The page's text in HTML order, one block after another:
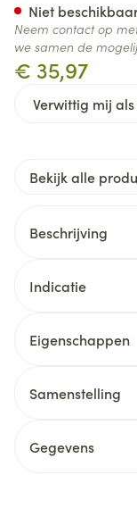
€ 35,97
Verwittig mij
Niet
Neem contact op
we samen de
Bekijk alle
Beschrijving
Indicatie
Eigenschappen
Samenstelling
Gegevens